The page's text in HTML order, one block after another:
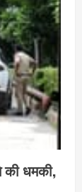
की धमकी,